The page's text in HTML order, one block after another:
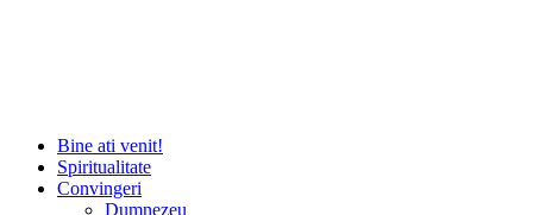
Bine ati venit!
Spiritualitate
Convingeri
Dumnezeu